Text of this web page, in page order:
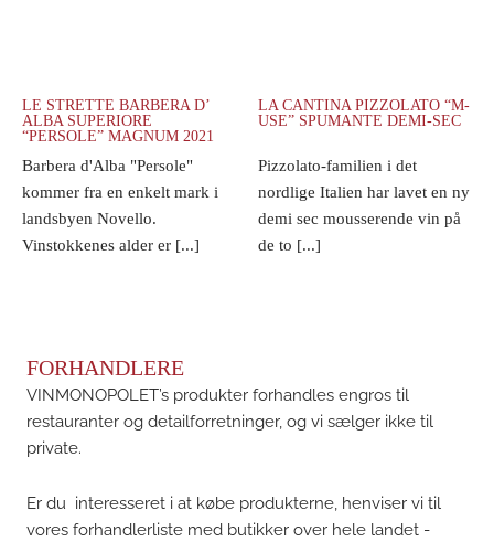
LE STRETTE BARBERA D’
ALBA SUPERIORE
“PERSOLE” MAGNUM 2021
Barbera d'Alba "Persole"
kommer fra en enkelt mark i
landsbyen Novello.
Vinstokkenes alder er [...]
LA CANTINA PIZZOLATO “M-
USE” SPUMANTE DEMI-SEC
Pizzolato-familien i det
nordlige Italien har lavet en ny
demi sec mousserende vin på
de to [...]
FORHANDLERE
VINMONOPOLET’s produkter forhandles engros til
restauranter og detailforretninger, og vi sælger ikke til
private.
Er du interesseret i at købe produkterne, henviser vi til
vores forhandlerliste med butikker over hele landet -